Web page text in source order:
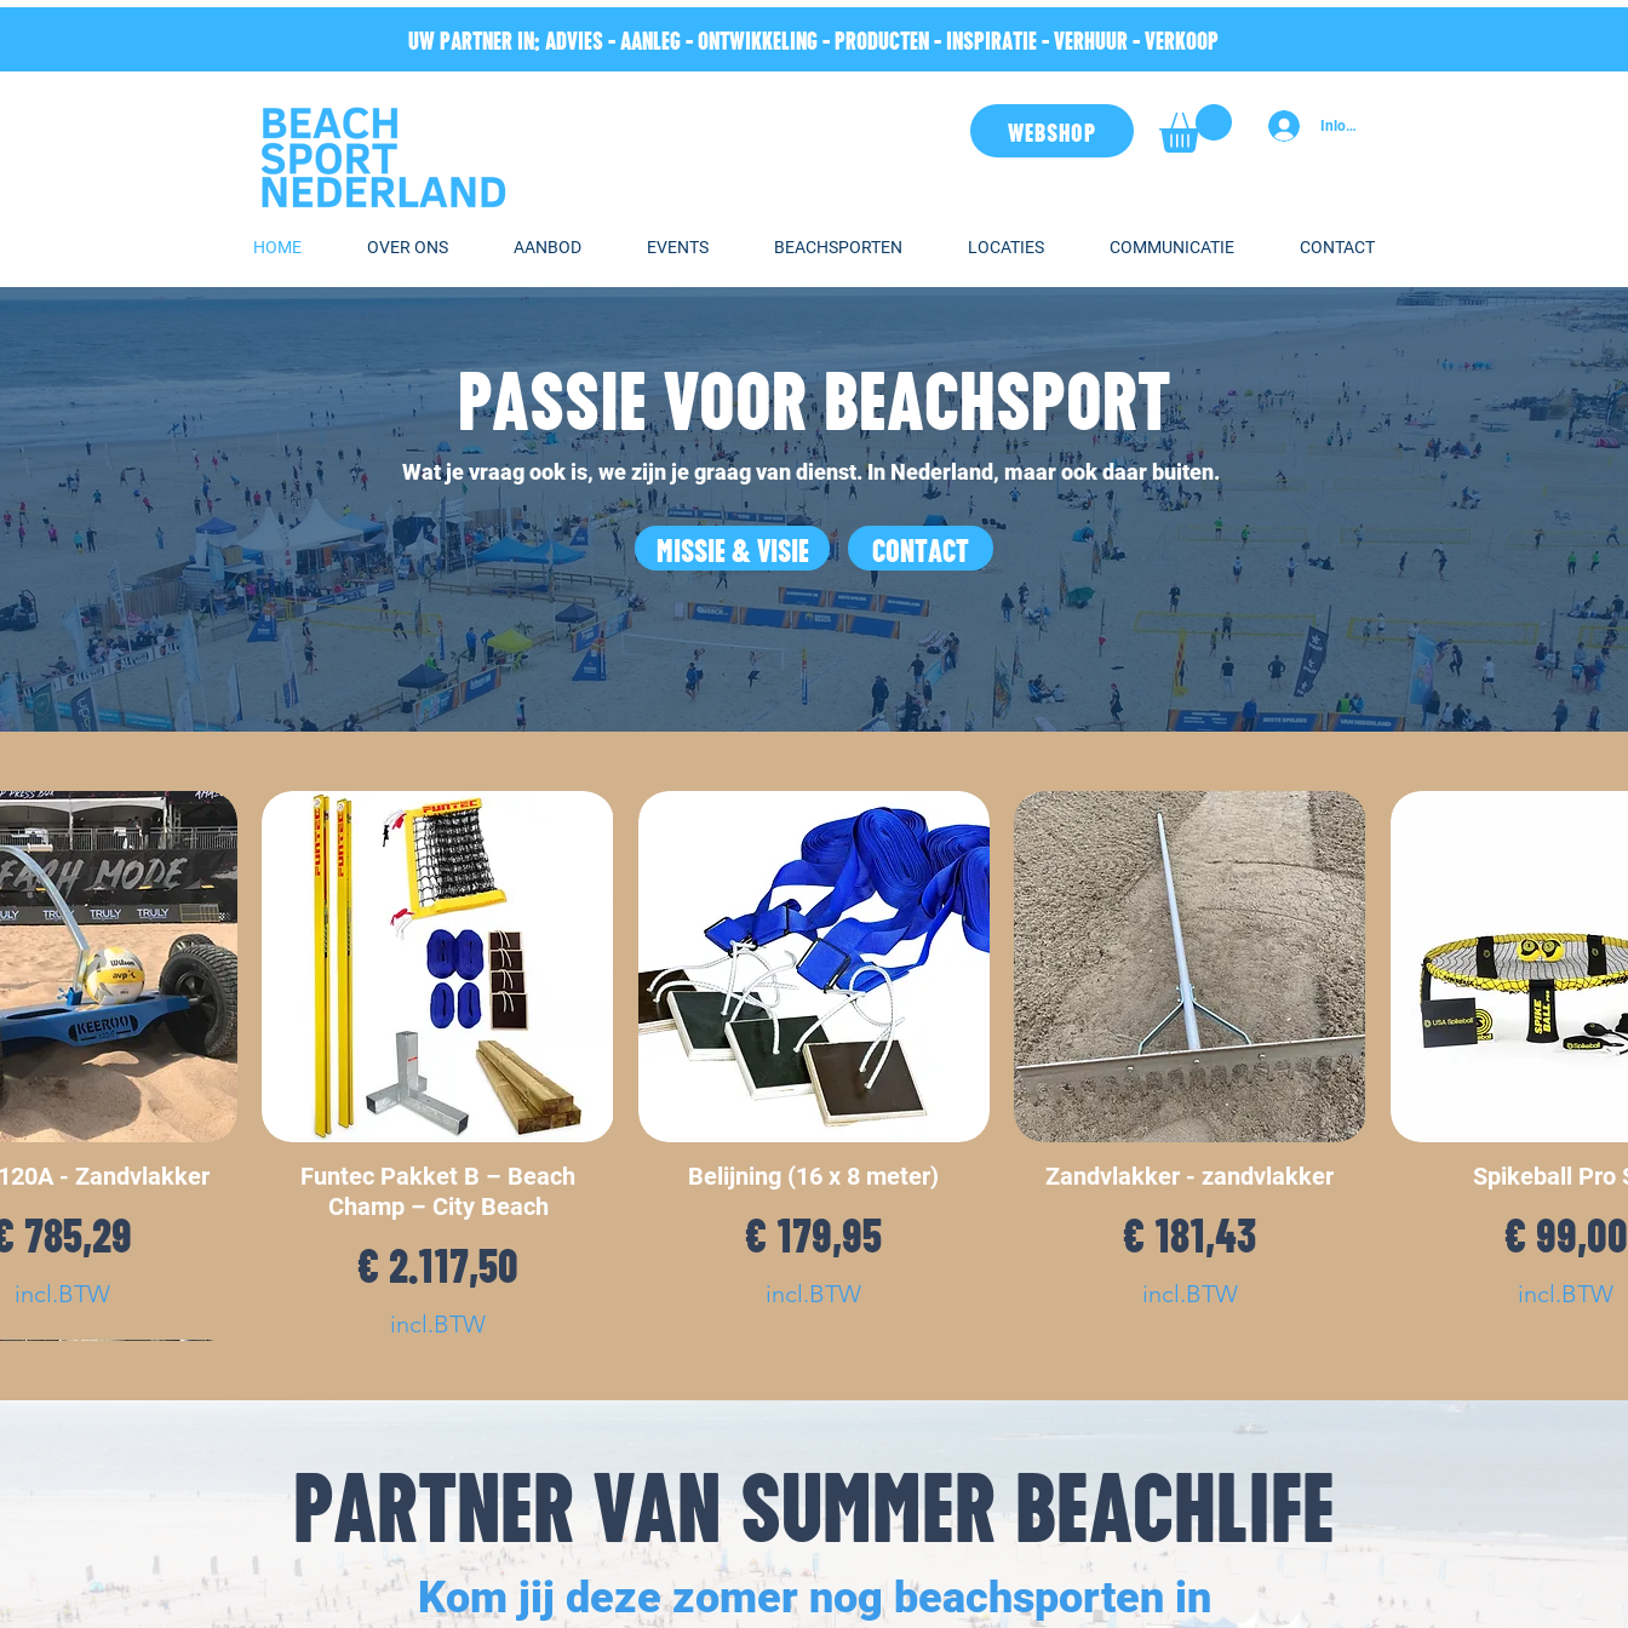
UW PARTNER IN: ADVIES - AANLEG - ONTWIKKELING - PRODUCTEN - INSPIRATIE - VERHUUR - VERKOOP
WEBSHOP Inloggen
HOME OVER ONS AANBOD EVENTS BEACHSPORTEN LOCATIES COMMUNICATIE CONTACT
Wat je vraag ook is, we zijn je graag van dienst. In Nederland, maar ook daar buiten.
PASSIE VOOR BEACHSPORT
MISSIE & VISIE CONTACT
- Zandvlakker
Prijs
785,29
incl.BTW
Funtec Pakket B – Beach
Champ – City Beach
Prijs
€ 2.117,50
incl.BTW
Belijning (16 x 8 meter)
Prijs
€ 179,95
incl.BTW
Zandvlakker - zandvlakker
Prijs
€ 181,43
incl.BTW
Spikeball Pro
€ 99,00
incl.BTW
PARTNER VAN SUMMER BEACHLIFE
Kom jij deze zomer nog beachsporten in